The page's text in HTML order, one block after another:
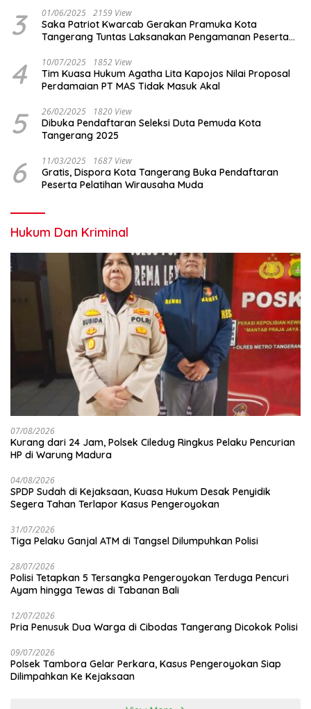
3 01/06/2025 2159 View
Saka Patriot Kwarcab Gerakan Pramuka Kota
Tangerang Tuntas Laksanakan Pengamanan Peserta
4 10/07/2025 1852 View
Tim Kuasa Hukum Agatha Lita Kapojos Nilai Proposal
Perdamaian PT MAS Tidak Masuk Akal
5 26/02/2025 1820 View
Dibuka Pendaftaran Seleksi Duta Pemuda Kota
Tangerang 2025
6 11/03/2025 1687 View
Gratis, Dispora Kota Tangerang Buka Pendaftaran
Peserta Pelatihan Wirausaha Muda
Hukum Dan Kriminal
07/08/2026
Kurang dari 24 Jam, Polsek Ciledug Ringkus Pelaku Pencurian
HP di Warung Madura
04/08/2026
SPDP Sudah di Kejaksaan, Kuasa Hukum Desak Penyidik
Segera Tahan Terlapor Kasus Pengeroyokan
31/07/2026
Tiga Pelaku Ganjal ATM di Tangsel Dilumpuhkan Polisi
28/07/2026
Polisi Tetapkan 5 Tersangka Pengeroyokan Terduga Pencuri
Ayam hingga Tewas di Tabanan Bali
12/07/2026
Pria Penusuk Dua Warga di Cibodas Tangerang Dicokok Polisi
09/07/2026
Polsek Tambora Gelar Perkara, Kasus Pengeroyokan Siap
Dilimpahkan Ke Kejaksaan